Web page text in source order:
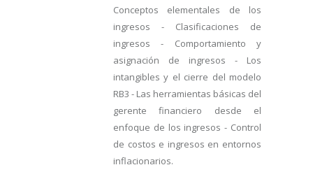
Conceptos elementales de los
ingresos - Clasificaciones de
ingresos - Comportamiento y
asignación de ingresos - Los
intangibles y el cierre del modelo
RB3 - Las herramientas básicas del
gerente financiero desde el
enfoque de los ingresos - Control
de costos e ingresos en entornos
inflacionarios.